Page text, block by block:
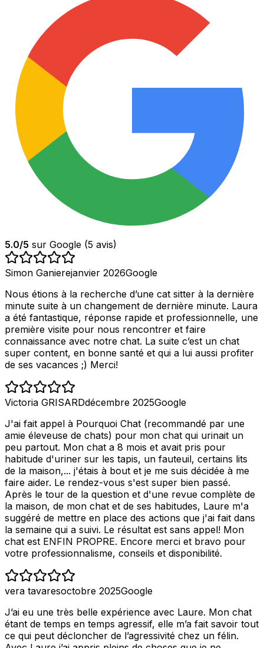
5.0/5 sur Google (5 avis)
Simon Ganierejanvier 2026Google
Nous étions à la recherche d’une cat sitter à la dernière
minute suite à un changement de dernière minute. Laura
a été fantastique, réponse rapide et professionnelle, une
première visite pour nous rencontrer et faire
connaissance avec notre chat. La suite c’est un chat
super content, en bonne santé et qui a lui aussi profiter
de ses vacances ;) Merci!
Victoria GRISARDdécembre 2025Google
J'ai fait appel à Pourquoi Chat (recommandé par une
amie éleveuse de chats) pour mon chat qui urinait un
peu partout. Mon chat a 8 mois et avait pris pour
habitude d'uriner sur les tapis, un fauteuil, certains lits
de la maison,... j'étais à bout et je me suis décidée à me
faire aider. Le rendez-vous s'est super bien passé.
Après le tour de la question et d'une revue complète de
la maison, de mon chat et de ses habitudes, Laure m'a
suggéré de mettre en place des actions que j'ai fait dans
la semaine qui a suivi. Le résultat est sans appel! Mon
chat est ENFIN PROPRE. Encore merci et bravo pour
votre professionnalisme, conseils et disponibilité.
vera tavaresoctobre 2025Google
J’ai eu une très belle expérience avec Laure. Mon chat
étant de temps en temps agressif, elle m’a fait savoir tout
ce qui peut décloncher de l’agressivité chez un félin.